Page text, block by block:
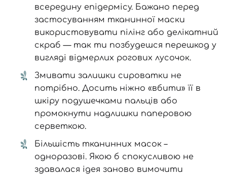
всередину епідермісу. Бажано перед
застосуванням тканинної маски
використовувати пілінг або делікатний
скраб — так ти позбудешся перешкод у
вигляді відмерлих рогових лусочок.
Змивати залишки сироватки не
потрібно. Досить ніжно «вбити» її в
шкіру подушечками пальців або
промокнути надлишки паперовою
серветкою.
Більшість тканинних масок –
одноразові. Якою б спокусливою не
здавалася ідея заново вимочити